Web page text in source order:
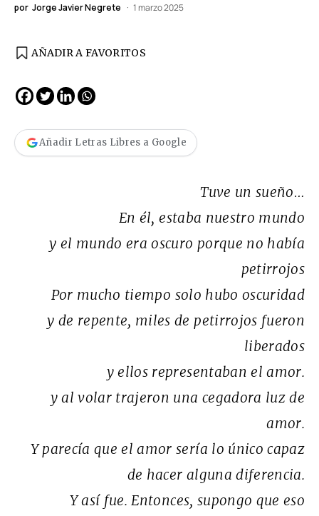
por Jorge Javier Negrete 1 marzo 2025
AÑADIR A FAVORITOS
Añadir Letras Libres a Google
Tuve un sueño…
En él, estaba nuestro mundo
y el mundo era oscuro porque no había
petirrojos
Por mucho tiempo solo hubo oscuridad
y de repente, miles de petirrojos fueron
liberados
y ellos representaban el amor.
y al volar trajeron una cegadora luz de
amor.
Y parecía que el amor sería lo único capaz
de hacer alguna diferencia.
Y así fue. Entonces, supongo que eso